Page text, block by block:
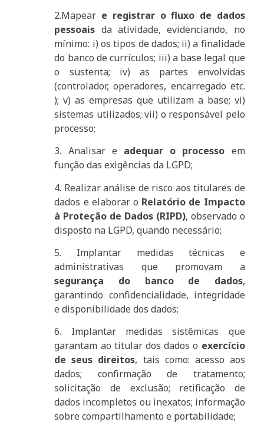
2.Mapear e registrar o fluxo de dados
pessoais da atividade, evidenciando, no
mínimo: i) os tipos de dados; ii) a finalidade
do banco de currículos; iii) a base legal que
o sustenta; iv) as partes envolvidas
(controlador, operadores, encarregado etc.
); v) as empresas que utilizam a base; vi)
sistemas utilizados; vii) o responsável pelo
processo;
3. Analisar e adequar o processo em
função das exigências da LGPD;
4. Realizar análise de risco aos titulares de
dados e elaborar o Relatório de Impacto
à Proteção de Dados (RIPD), observado o
disposto na LGPD, quando necessário;
5. Implantar medidas técnicas e
administrativas que promovam a
segurança do banco de dados,
garantindo confidencialidade, integridade
e disponibilidade dos dados;
6. Implantar medidas sistêmicas que
garantam ao titular dos dados o exercício
de seus direitos, tais como: acesso aos
dados; confirmação de tratamento;
solicitação de exclusão; retificação de
dados incompletos ou inexatos; informação
sobre compartilhamento e portabilidade;